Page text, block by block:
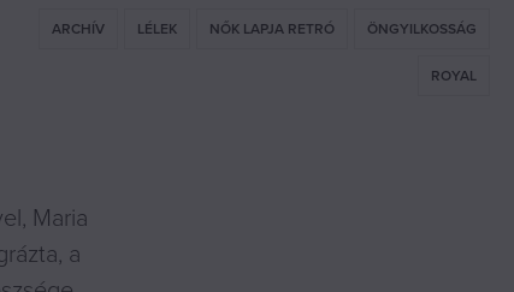
ARCHÍV LÉLEK NŐK LAPJA RETRÓ ÖNGYILKOSSÁG
ROYAL
Maria
a